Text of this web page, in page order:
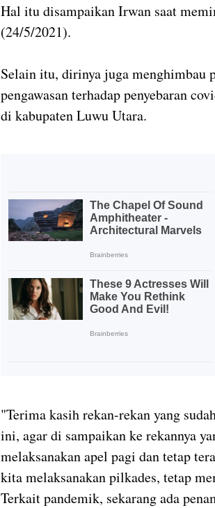
Hal itu disampaikan Irwan saat
(24/5/2021).
Selain itu, dirinya juga menghimbau
pengawasan terhadap penyebaran
di kabupaten Luwu Utara.
"Terima kasih rekan-rekan yang
ini, agar di sampaikan ke rekannya
melaksanakan apel pagi dan tetap
kita melaksanakan pilkades, tetap
Terkait pandemik, sekarang ada